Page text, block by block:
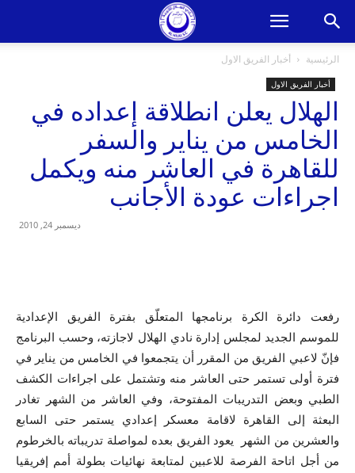
الرئيسية أخبار الفريق الاول
أخبار الفريق الاول
الهلال يعلن انطلاقة إعداده في
الخامس من يناير والسفر
للقاهرة في العاشر منه ويكمل
اجراءات عودة الأجانب
ديسمبر 24, 2010
رفعت دائرة الكرة برنامجها المتعلّق بفترة الفريق الإعدادية
للموسم الجديد لمجلس إدارة نادي الهلال لاجازته، وحسب البرنامج
فإنّ لاعبي الفريق من المقرر أن يتجمعوا في الخامس من يناير في
فترة أولى تستمر حتى العاشر منه وتشتمل على اجراءات الكشف
الطبي وبعض التدريبات المفتوحة، وفي العاشر من الشهر تغادر
البعثة إلى القاهرة لاقامة معسكر إعدادي يستمر حتى السابع
والعشرين من الشهر يعود الفريق بعده لمواصلة تدريباته بالخرطوم
من أجل اتاحة الفرصة للاعبين لمتابعة نهائيات بطولة أمم إفريقيا